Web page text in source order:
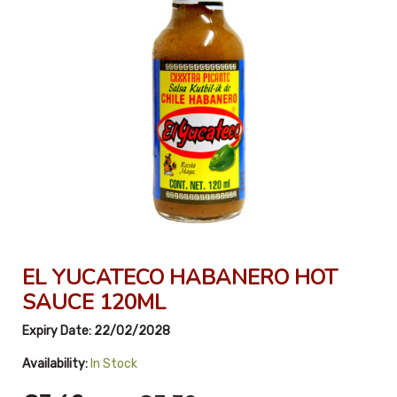
EL YUCATECO HABANERO HOT
SAUCE 120ML
Expiry Date: 22/02/2028
Availability: In Stock